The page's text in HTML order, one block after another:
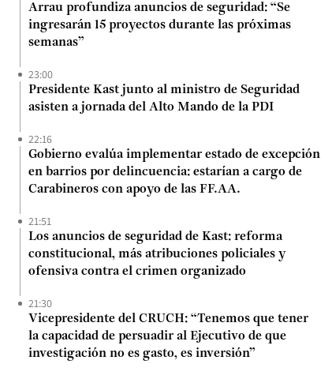
Arrau profundiza anuncios de seguridad: “Se
ingresarán 15 proyectos durante las próximas
semanas”
23:00
Presidente Kast junto al ministro de Seguridad
asisten a jornada del Alto Mando de la PDI
22:16
Gobierno evalúa implementar estado de excepción
en barrios por delincuencia: estarían a cargo de
Carabineros con apoyo de las FF.AA.
21:51
Los anuncios de seguridad de Kast: reforma
constitucional, más atribuciones policiales y
ofensiva contra el crimen organizado
21:30
Vicepresidente del CRUCH: “Tenemos que tener
la capacidad de persuadir al Ejecutivo de que
investigación no es gasto, es inversión”